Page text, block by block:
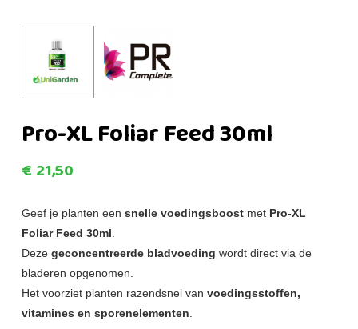
Pro-XL Foliar Feed 30ml
€ 21,50
Geef je planten een snelle voedingsboostmet Pro-XL
Foliar Feed 30ml.
Deze geconcentreerde bladvoeding wordt direct via de
bladeren opgenomen.
Het voorziet planten razendsnel van voedingsstoffen,
vitamines en sporenelementen.